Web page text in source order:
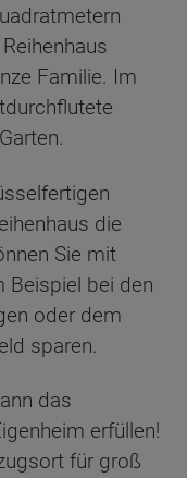
Familie. Im
die
Sie mit
Beispiel bei den
oder dem
sparen.
das
erfüllen!
für groß